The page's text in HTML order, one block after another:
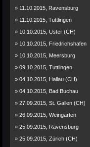
» 11.10.2015, Ravensburg
» 11.10.2015, Tuttlingen
» 10.10.2015, Uster (CH)
» 10.10.2015, Friedrichshafen
» 10.10.2015, Meersburg
» 09.10.2015, Tuttlingen
» 04.10.2015, Hallau (CH)
» 04.10.2015, Bad Buchau
» 27.09.2015, St. Gallen (CH)
» 26.09.2015, Weingarten
» 25.09.2015, Ravensburg
» 25.09.2015, Zürich (CH)